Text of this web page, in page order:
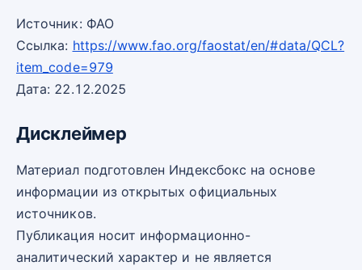
Источник: ФАО
Ссылка: https://www.fao.org/faostat/en/#data/QCL?
item_code=979
Дата: 22.12.2025
Дисклеймер
Материал подготовлен Индексбокс на основе
информации из открытых официальных
источников.
Публикация носит информационно-
аналитический характер и не является